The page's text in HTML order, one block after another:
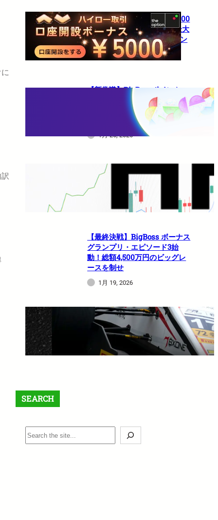
【theoption】口座開設で5,000
円！さらに仮想通貨入金で最大
10%還元の超豪華キャンペーン
1月 27, 2026
【新常識】BigBossポイント
（BBP）を使い倒せ！取引のた
びに還元される豪華特典のすべ
1月 26, 2026
HFMは日本人でも使えますか？
1月 21, 2026
【最終決戦】BigBoss ボーナス
グランプリ・エピソード3始
動！総額4,500万円のビッグレ
ースを制せ
1月 19, 2026
【最大$6,000】BigBoss ラッキ
ードロー＆入金ボーナスキャン
ペーン開催中！
1月 12, 2026
SEARCH
S
e